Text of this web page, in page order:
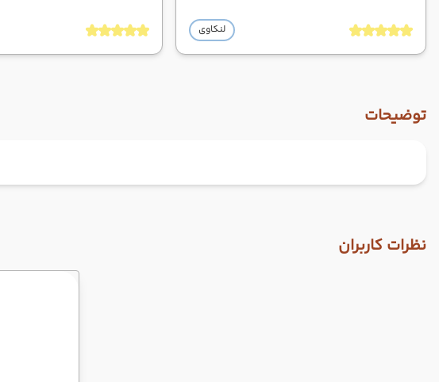
لنکاوی
توضیحات
نظرات کاربران